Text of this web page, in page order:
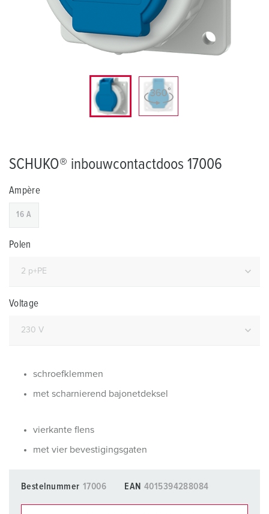
SCHUKO® inbouwcontactdoos 17006
Ampère
16 A
Polen
Voltage
schroefklemmen
met scharnierend bajonetdeksel
vierkante flens
met vier bevestigingsgaten
Bestelnummer 17006 EAN 4015394288084